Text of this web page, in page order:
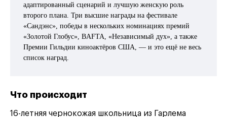
адаптированный сценарий и лучшую женскую роль
второго плана. Три высшие награды на фестивале
«Сандэнс», победы в нескольких номинациях премий
«Золотой Глобус», BAFTA, «Независимый дух», а также
Премии Гильдии киноактёров США, — и это ещё не весь
список наград.
Что происходит
16-летняя чернокожая школьница из Гарлема